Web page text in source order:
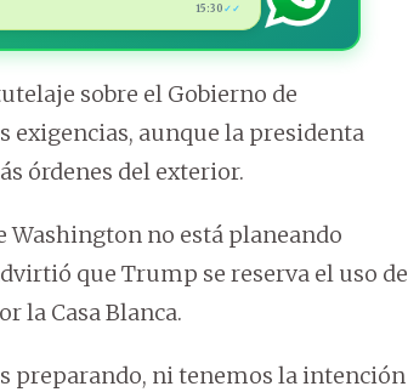
15:30 ✓✓
sobre el Gobierno de
exigencias, aunque la presidenta
órdenes del exterior.
Washington no está planeando
que Trump se reserva el uso de
la Casa Blanca.
preparando, ni tenemos la intención